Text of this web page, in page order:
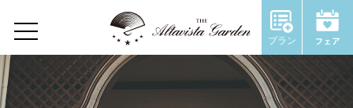
プラン
Home
Wedding Report